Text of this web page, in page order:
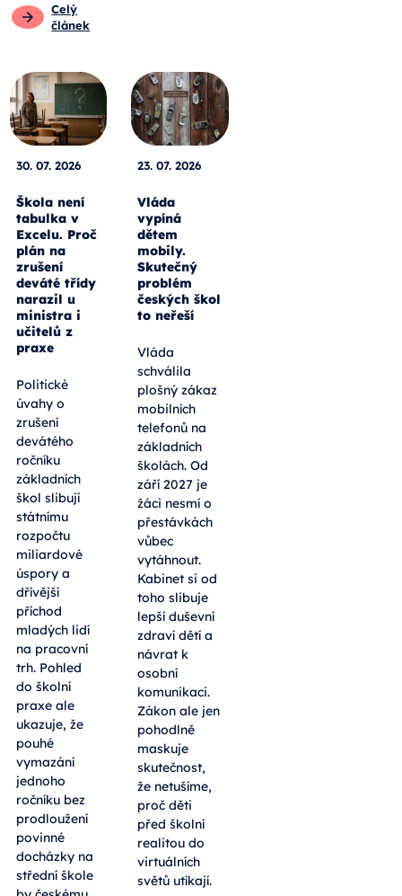
Celý
článek
30. 07. 2026
Škola není
tabulka v
Excelu. Proč
plán na
zrušení
deváté třídy
narazil u
ministra i
učitelů z
praxe
Politické
úvahy o
zrušení
devátého
ročníku
základních
škol slibují
státnímu
rozpočtu
miliardové
úspory a
dřívější
příchod
mladých lidí
na pracovní
trh. Pohled
do školní
praxe ale
ukazuje, že
pouhé
vymazání
jednoho
ročníku bez
prodloužení
povinné
docházky na
střední škole
23. 07. 2026
Vláda
vypíná
dětem
mobily.
Skutečný
problém
českých škol
to neřeší
Vláda
schválila
plošný zákaz
mobilních
telefonů na
základních
školách. Od
září 2027 je
žáci nesmí o
přestávkách
vůbec
vytáhnout.
Kabinet si od
toho slibuje
lepší duševní
zdraví dětí a
návrat k
osobní
komunikaci.
Zákon ale jen
pohodlně
maskuje
skutečnost,
že netušíme,
proč děti
před školní
realitou do
virtuálních
světů utíkají.